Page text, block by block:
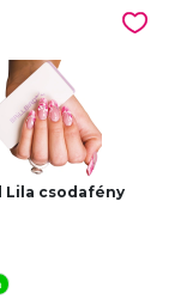
Lila csodafény